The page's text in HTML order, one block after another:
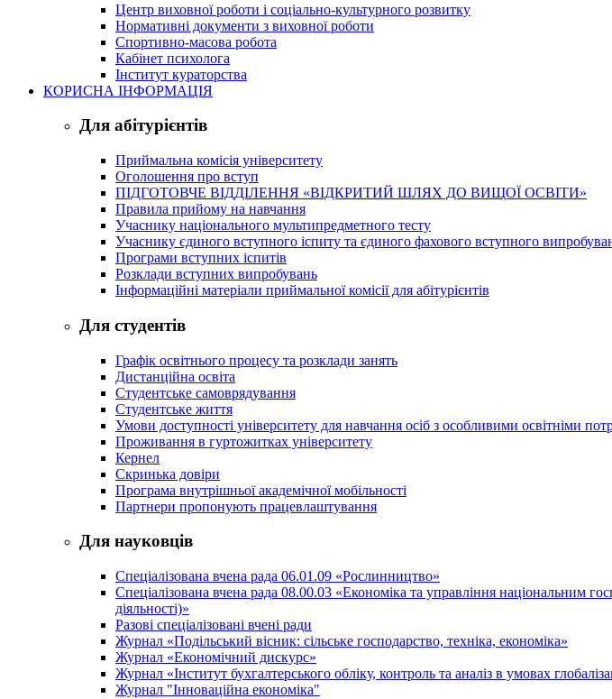
Центр виховної роботи і соціально-культурного розвитку
Нормативні документи з виховної роботи
Спортивно-масова робота
Кабінет психолога
Інститут кураторства
КОРИСНА ІНФОРМАЦІЯ
Для абітурієнтів
Приймальна комісія університету
Оголошення про вступ
ПІДГОТОВЧЕ ВІДДІЛЕННЯ «ВІДКРИТИЙ ШЛЯХ ДО ВИЩОЇ ОСВІТИ»
Правила прийому на навчання
Учаснику національного мультипредметного тесту
Учаснику єдиного вступного іспиту та єдиного фахового вступного
Програми вступних іспитів
Розклади вступних випробувань
Інформаційні матеріали приймальної комісії для абітурієнтів
Для студентів
Графік освітнього процесу та розклади занять
Дистанційна освіта
Студентське самоврядування
Студентське життя
Умови доступності університету для навчання осіб з особливими освітніми
Проживання в гуртожитках університету
Кернел
Скринька довіри
Програма внутрішньої академічної мобільності
Партнери пропонують працевлаштування
Для науковців
Спеціалізована вчена рада 06.01.09 «Рослинництво»
Спеціалізована вчена рада 08.00.03 «Економіка та управління національним
діяльності)»
Разові спеціалізовані вчені ради
Журнал «Подільський вісник: сільське господарство, техніка, економіка»
Журнал «Економічний дискурс»
Журнал «Інститут бухгалтерського обліку, контроль та аналіз в умовах
Журнал "Інноваційна економіка"